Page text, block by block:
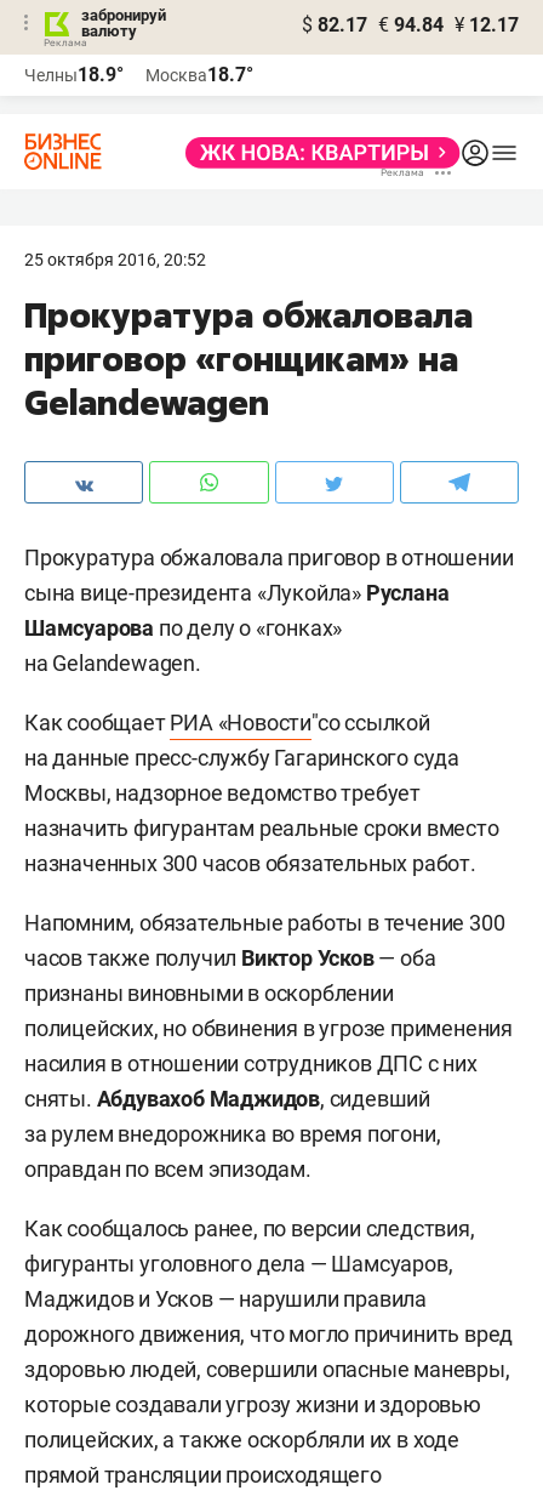
забронируй
валюту
$ 82.17 € 94.84 ¥ 12.17
Челны18.9° Москва18.7°
25 октября 2016, 20:52
Прокуратура обжаловала
приговор «гонщикам» на
Gelandewagen
Прокуратура обжаловала приговор в отношении
сына вице-президента «Лукойла» Руслана
Шамсуарова по делу о «гонках»
на Gelandewagen.
Как сообщаетРИА «Новости"со ссылкой
на данные пресс-службу Гагаринского суда
Москвы, надзорное ведомство требует
назначить фигурантам реальные сроки вместо
назначенных 300 часов обязательных работ.
Напомним, обязательные работы в течение 300
часов также получил Виктор Усков— оба
признаны виновными в оскорблении
полицейских, но обвинения в угрозе применения
насилия в отношении сотрудников ДПС с них
сняты. Абдувахоб Маджидов, сидевший
за рулем внедорожника во время погони,
оправдан по всем эпизодам.
Как сообщалось ранее, по версии следствия,
фигуранты уголовного дела — Шамсуаров,
Маджидов и Усков — нарушили правила
дорожного движения, что могло причинить вред
здоровью людей, совершили опасные маневры,
которые создавали угрозу жизни и здоровью
полицейских, а также оскорбляли их в ходе
прямой трансляции происходящего